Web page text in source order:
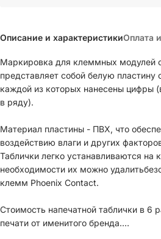
Описание и характеристикиОплата
Маркировка для клеммных модулей
представляет собой белую пластину
каждой из которых нанесены цифры
в ряду).
Материал пластины - ПВХ, что обеспечивает их устойчивость к
воздействию влаги и других
Таблички легко устанавливаются на
необходимости их можно
клемм Phoenix Contact.
Стоимость напечатной таблички в 6
печати от именитого бренда.